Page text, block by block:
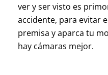
ver y ser visto es
accidente, para evitar
premisa y aparca tu
hay cámaras mejor.